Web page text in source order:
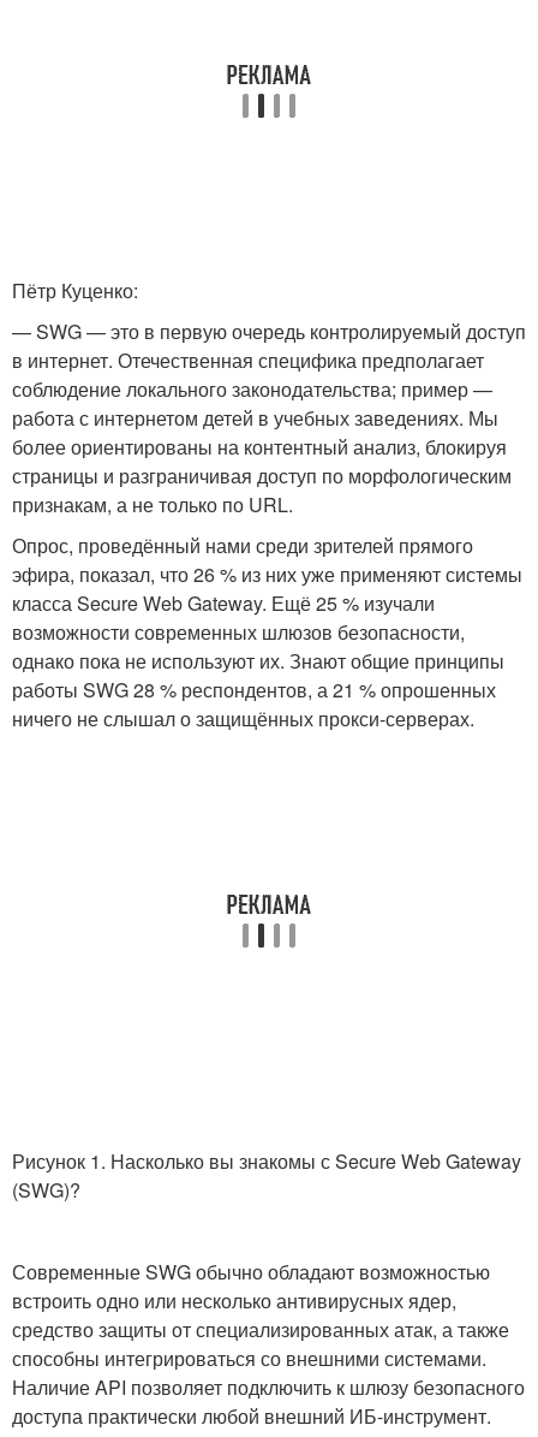
Пётр Куценко:
— SWG — это в первую очередь контролируемый доступ
в интернет. Отечественная специфика предполагает
соблюдение локального законодательства; пример —
работа с интернетом детей в учебных заведениях. Мы
более ориентированы на контентный анализ, блокируя
страницы и разграничивая доступ по морфологическим
признакам, а не только по URL.
Опрос, проведённый нами среди зрителей прямого
эфира, показал, что 26 % из них уже применяют системы
класса Secure Web Gateway. Ещё 25 % изучали
возможности современных шлюзов безопасности,
однако пока не используют их. Знают общие принципы
работы SWG 28 % респондентов, а 21 % опрошенных
ничего не слышал о защищённых прокси-серверах.
Рисунок 1. Насколько вы знакомы с Secure Web Gateway
(SWG)?
Современные SWG обычно обладают возможностью
встроить одно или несколько антивирусных ядер,
средство защиты от специализированных атак, а также
способны интегрироваться со внешними системами.
Наличие API позволяет подключить к шлюзу безопасного
доступа практически любой внешний ИБ-инструмент.